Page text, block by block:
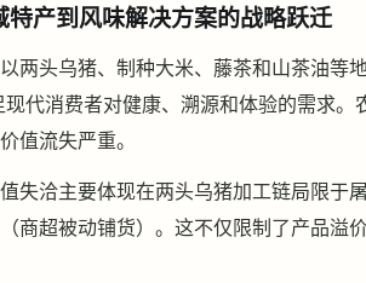
产到风味解决方案的战略跃迁
两头乌猪、制种大米、藤茶和山茶油等
现代消费者对健康、溯源和体验的需求
值流失严重。
失洽主要体现在两头乌猪加工链局限于
商超被动铺货）。这不仅限制了产品溢